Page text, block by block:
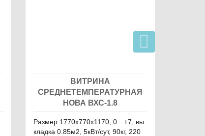
ВИТРИНА
СРЕДНЕТЕМПЕРАТУРНАЯ
НОВА ВХС-1.8
Размер 1770х770х1170, 0…+7, вы
кладка 0.85м2, 5кВт/сут, 90кг, 220